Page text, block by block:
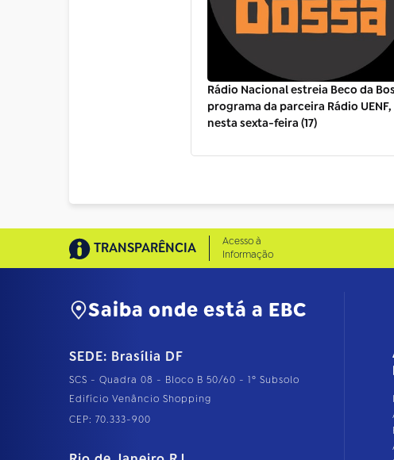
Rádio Nacional estreia Beco da
programa da parceira Rádio UENF,
nesta sexta-feira (17)
TRANSPARÊNCIA
Acesso à
Informação
Saiba onde está a EBC
SEDE: Brasília DF
SCS - Quadra 08 - Bloco B 50/60 - 1º Subsolo
Edifício Venâncio Shopping
CEP: 70.333-900